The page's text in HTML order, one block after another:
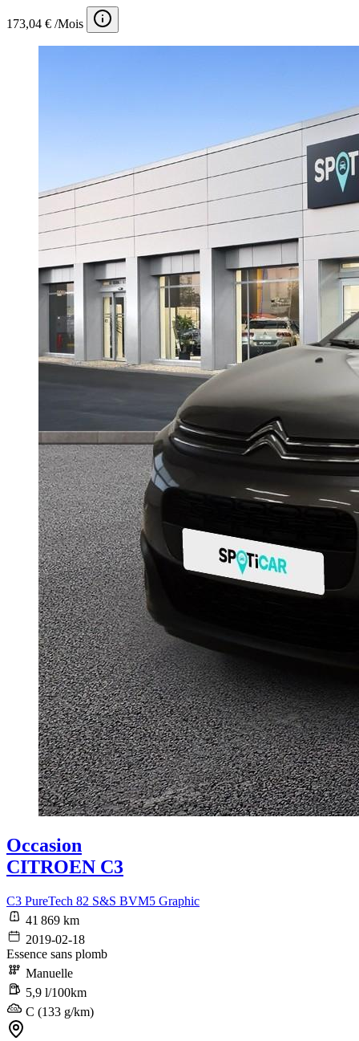
173,04 € /Mois
Occasion
CITROEN C3
C3 PureTech 82 S&S BVM5 Graphic
41 869 km
2019-02-18
Essence sans plomb
Manuelle
5,9 l/100km
C (133 g/km)